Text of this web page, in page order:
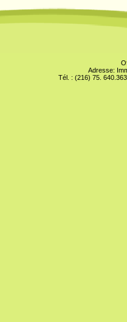
Adresse:
Tél. : (216) 75.